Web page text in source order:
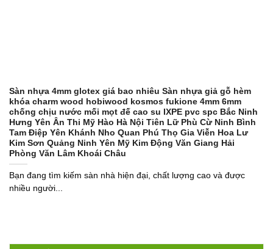
Sàn nhựa 4mm glotex giá bao nhiêu Sàn nhựa giả gỗ hèm
khóa charm wood hobiwood kosmos fukione 4mm 6mm
chống chịu nước mối mọt đế cao su IXPE pvc spc Bắc Ninh
Hưng Yên Ân Thi Mỹ Hào Hà Nội Tiên Lữ Phù Cừ Ninh Bình
Tam Điệp Yên Khánh Nho Quan Phú Thọ Gia Viễn Hoa Lư
Kim Sơn Quảng Ninh Yên Mỹ Kim Động Văn Giang Hải
Phòng Văn Lâm Khoái Châu
Bạn đang tìm kiếm sàn nhà hiện đại, chất lượng cao và được
nhiều người...